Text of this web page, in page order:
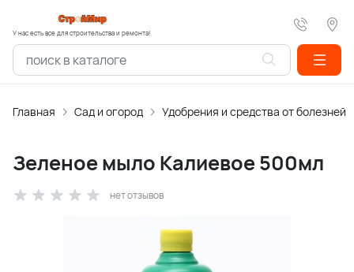
У нас есть все для строительства и ремонта!
Главная Сад и огород Удобрения и средства от болезней
Зеленое мыло Калиевое 500мл
нет отзывов